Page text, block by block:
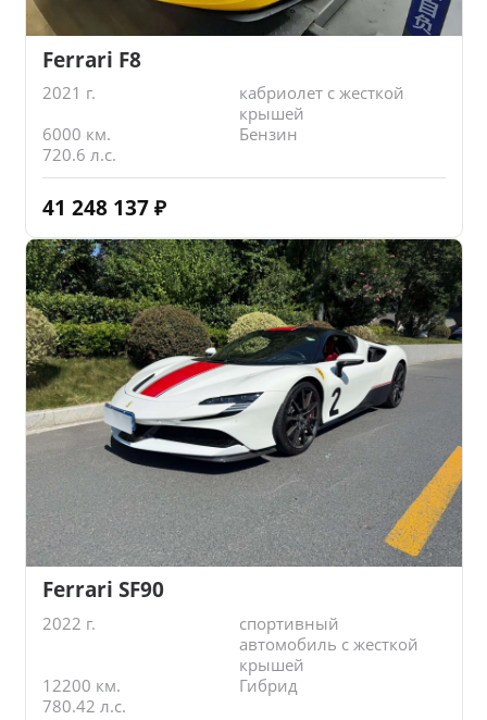
Ferrari F8
2021 г.
кабриолет с жесткой
крышей
6000 км.
Бензин
720.6 л.с.
41 248 137 ₽
Ferrari SF90
2022 г.
спортивный
автомобиль с жесткой
крышей
12200 км.
Гибрид
780.42 л.с.